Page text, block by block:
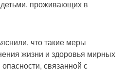
проживающих в
что такие меры
жизни и здоровья мирных
связанной с